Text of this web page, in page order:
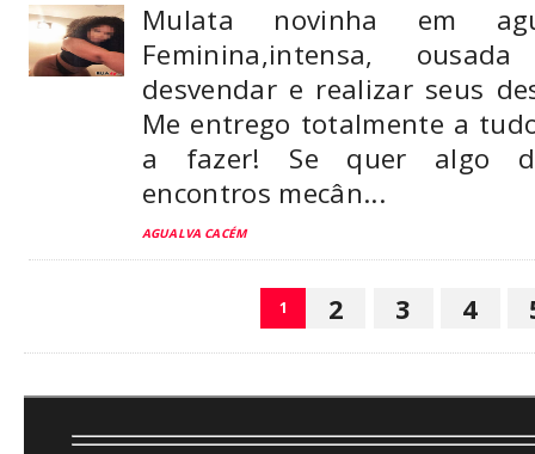
Mulata novinha em
Feminina,intensa,
desvendar e realizar seus
Me entrego totalmente a
a fazer! Se quer algo
encontros mecân...
AGUALVA CACÉM
1 2 3 4